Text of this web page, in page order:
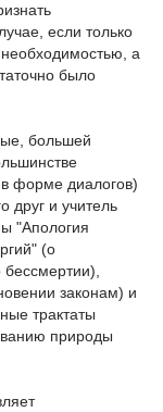
если только
а
было
большей
форме диалогов)
друг и учитель
"Апология
(о
законам) и
трактаты
природы